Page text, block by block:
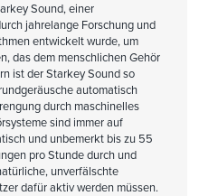
Sound, einer
jahrelange Forschung und
entwickelt wurde, um
das dem menschlichen Gehör
ist der Starkey Sound so
automatisch
durch maschinelles
sind immer auf
und unbemerkt bis zu 55
pro Stunde durch und
unverfälschte
dafür aktiv werden müssen.